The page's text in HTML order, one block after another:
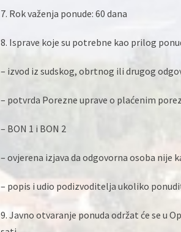
7. Rok važenja ponude: 60 dana
8. Isprave koje su potrebne kao prilog
– izvod iz sudskog, obrtnog ili drugog
– potvrda Porezne uprave o plaćenim
– BON 1 i BON 2
– ovjerena izjava da odgovorna osoba nije
– popis i udio podizvoditelja ukoliko
9. Javno otvaranje ponuda održat će se u